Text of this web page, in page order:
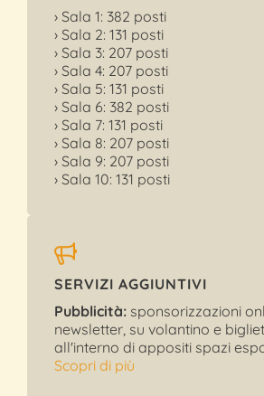
› Sala 1: 382 posti
› Sala 2: 131 posti
› Sala 3: 207 posti
› Sala 4: 207 posti
› Sala 5: 131 posti
› Sala 6: 382 posti
› Sala 7: 131 posti
› Sala 8: 207 posti
› Sala 9: 207 posti
› Sala 10: 131 posti
SERVIZI AGGIUNTIVI
Pubblicità: sponsorizzazioni
newsletter, su volantino e
all'interno di appositi spazi
Scopri di più